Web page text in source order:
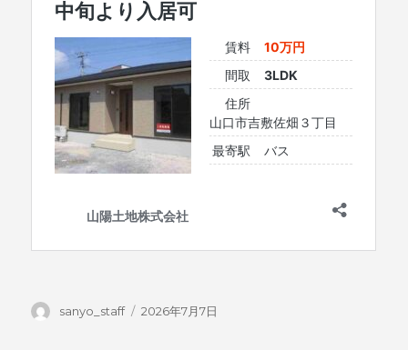
投
sanyo_staff
投
2026年7月7日